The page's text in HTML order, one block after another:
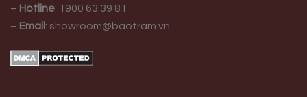
– Hotline: 1900 63 39 81
– Email : showroom@baotram.vn